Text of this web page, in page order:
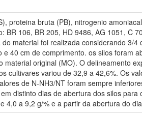
proteina bruta (PB), nitrogenio
BR 106, BR 205, HD 9486, AG 1051, C
material foi realizada considerando 3/
40 cm de comprimento. os silos foram
material original (MO). O delineamento
cultivares variou de 32,9 a 42,6%. Os
de N-NH3/NT foram sempre
distinto dias de abertura dos silos
4,0 a 9,2 g/% e a partir da abertura do